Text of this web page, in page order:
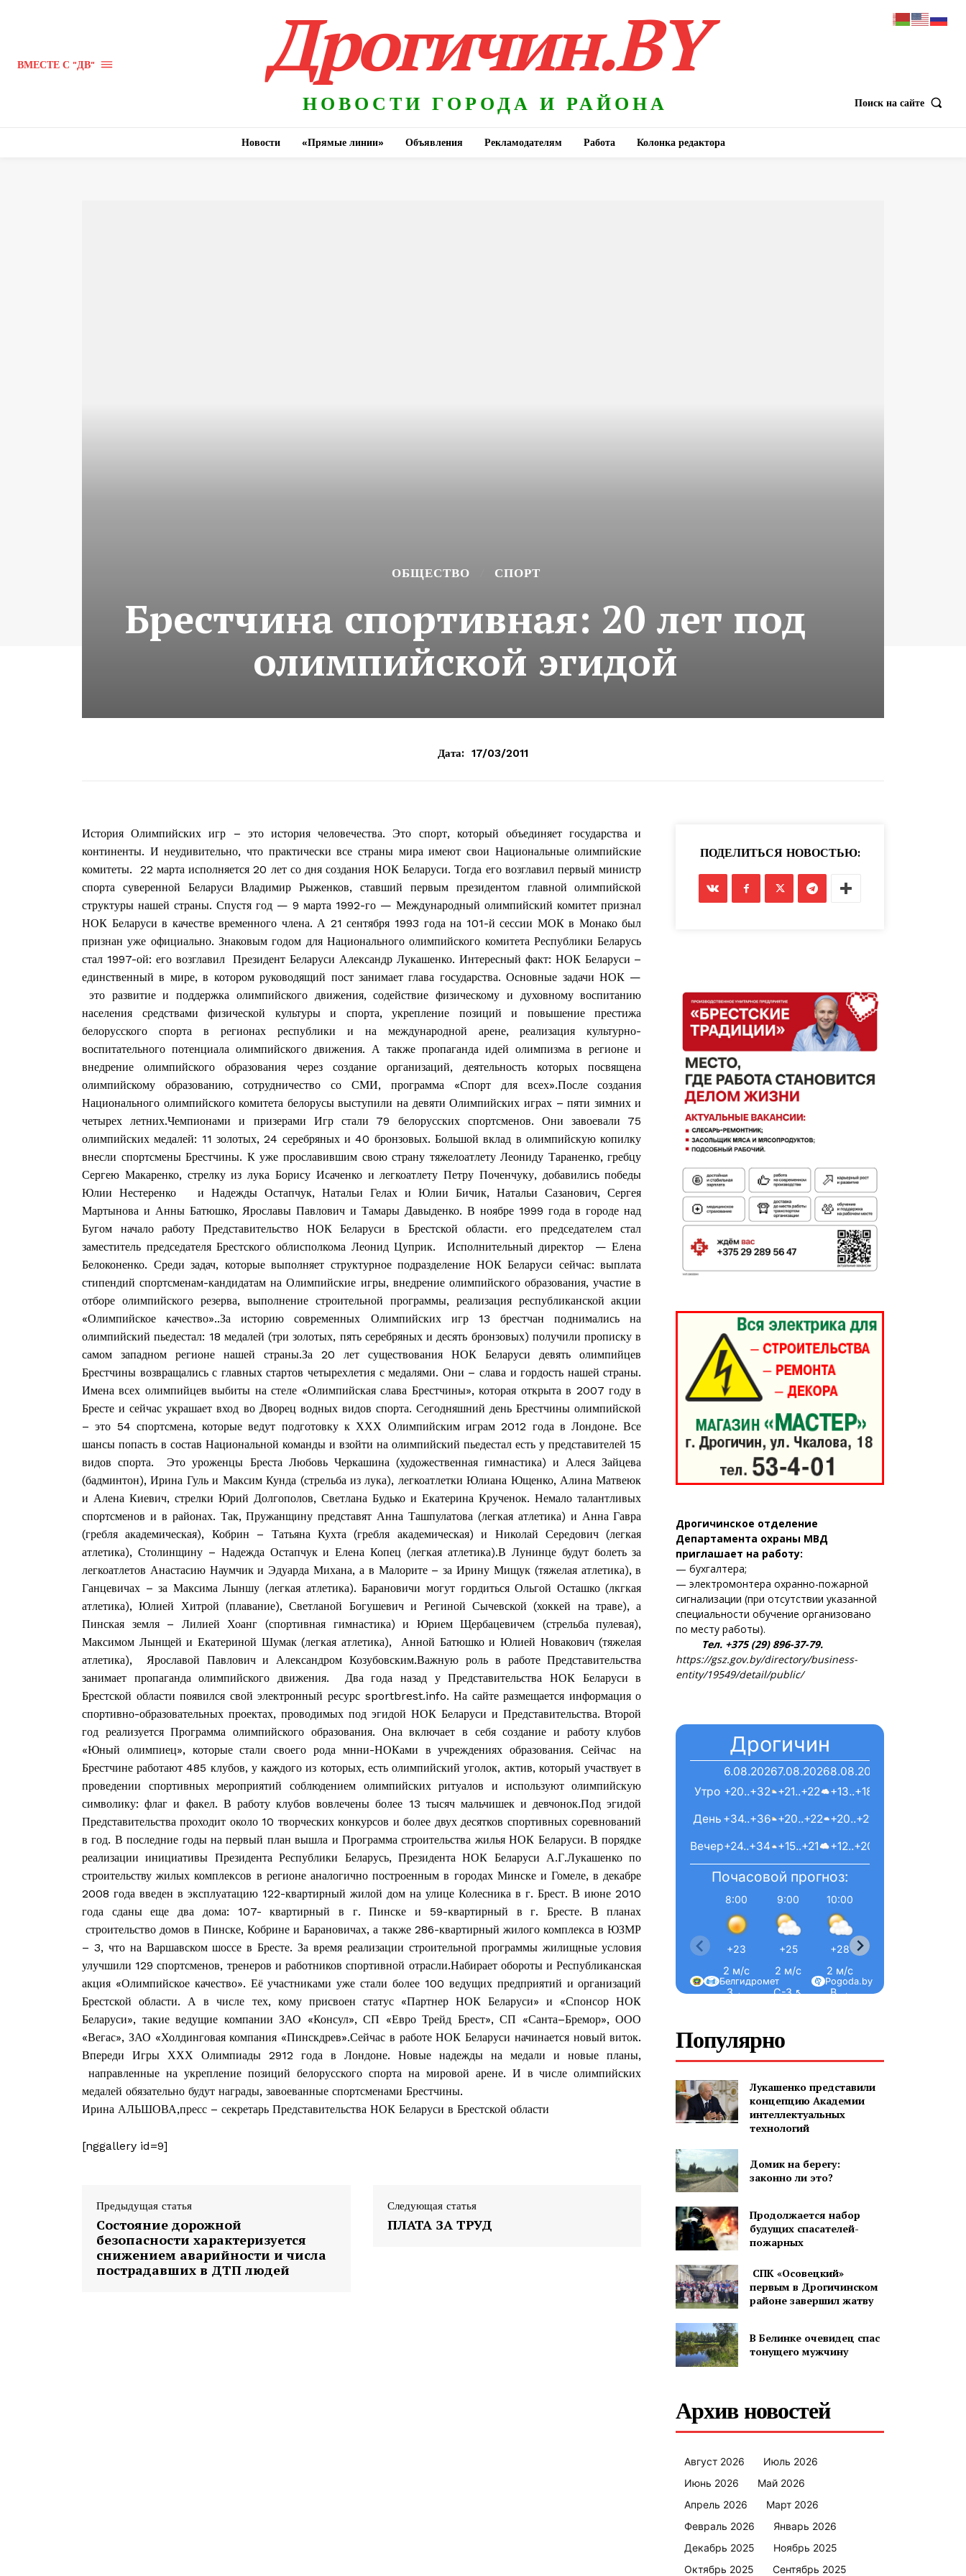
Газета
"Драгічынскі Веснік"
ПОДПИСАТЬСЯ
Редакция "ДВ"
Наша гісторыя
Правила использования материалов
Электронные обращения
ВМЕСТЕ С "ДВ" Дрогичин.BY
НОВОСТИ ГОРОДА И РАЙОНА Поиск на сайте
Новости «Прямые линии» Объявления Рекламодателям Работа Колонка редактора
ОБЩЕСТВО СПОРТ
Брестчина спортивная: 20 лет под
олимпийской эгидой
Дата: 17/03/2011
История Олимпийских игр – это история человечества. Это спорт, который объединяет государства и
континенты. И неудивительно, что практически все страны мира имеют свои Национальные олимпийские
комитеты. 22 марта исполняется 20 лет со дня создания НОК Беларуси. Тогда его возглавил первый министр
спорта суверенной Беларуси Владимир Рыженков, ставший первым президентом главной олимпийской
структуры нашей страны. Спустя год — 9 марта 1992-го — Международный олимпийский комитет признал
НОК Беларуси в качестве временного члена. А 21 сентября 1993 года на 101-й сессии МОК в Монако был
признан уже официально. Знаковым годом для Национального олимпийского комитета Республики Беларусь
стал 1997-ой: его возглавил Президент Беларуси Александр Лукашенко. Интересный факт: НОК Беларуси –
единственный в мире, в котором руководящий пост занимает глава государства. Основные задачи НОК —
это развитие и поддержка олимпийского движения, содействие физическому и духовному воспитанию
населения средствами физической культуры и спорта, укрепление позиций и повышение престижа
белорусского спорта в регионах республики и на международной арене, реализация культурно-
воспитательного потенциала олимпийского движения. А также пропаганда идей олимпизма в регионе и
внедрение олимпийского образования через создание организаций, деятельность которых посвящена
олимпийскому образованию, сотрудничество со СМИ, программа «Спорт для всех».После создания
Национального олимпийского комитета белорусы выступили на девяти Олимпийских играх – пяти зимних и
четырех летних.Чемпионами и призерами Игр стали 79 белорусских спортсменов. Они завоевали 75
олимпийских медалей: 11 золотых, 24 серебряных и 40 бронзовых. Большой вклад в олимпийскую копилку
внесли спортсмены Брестчины. К уже прославившим свою страну тяжелоатлету Леониду Тараненко, гребцу
Сергею Макаренко, стрелку из лука Борису Исаченко и легкоатлету Петру Поченчуку, добавились победы
Юлии Нестеренко и Надежды Остапчук, Натальи Гелах и Юлии Бичик, Натальи Сазанович, Сергея
Мартынова и Анны Батюшко, Ярославы Павлович и Тамары Давыденко. В ноябре 1999 года в городе над
Бугом начало работу Представительство НОК Беларуси в Брестской области. его председателем стал
заместитель председателя Брестского облисполкома Леонид Цуприк. Исполнительный директор — Елена
Белоконенко. Среди задач, которые выполняет структурное подразделение НОК Беларуси сейчас: выплата
стипендий спортсменам-кандидатам на Олимпийские игры, внедрение олимпийского образования, участие в
отборе олимпийского резерва, выполнение строительной программы, реализация республиканской акции
«Олимпийское качество»..За историю современных Олимпийских игр 13 брестчан поднимались на
олимпийский пьедестал: 18 медалей (три золотых, пять серебряных и десять бронзовых) получили прописку в
самом западном регионе нашей страны.За 20 лет существования НОК Беларуси девять олимпийцев
Брестчины возвращались с главных стартов четырехлетия с медалями. Они – слава и гордость нашей страны.
Имена всех олимпийцев выбиты на стеле «Олимпийская слава Брестчины», которая открыта в 2007 году в
Бресте и сейчас украшает вход во Дворец водных видов спорта. Сегодняшний день Брестчины олимпийской
– это 54 спортсмена, которые ведут подготовку к ХХХ Олимпийским играм 2012 года в Лондоне. Все
шансы попасть в состав Национальной команды и взойти на олимпийский пьедестал есть у представителей 15
видов спорта. Это уроженцы Бреста Любовь Черкашина (художественная гимнастика) и Алеся Зайцева
(бадминтон), Ирина Гуль и Максим Кунда (стрельба из лука), легкоатлетки Юлиана Ющенко, Алина Матвеюк
и Алена Киевич, стрелки Юрий Долгополов, Светлана Будько и Екатерина Крученок. Немало талантливых
спортсменов и в районах. Так, Пружанщину представят Анна Ташпулатова (легкая атлетика) и Анна Гавра
(гребля академическая), Кобрин – Татьяна Кухта (гребля академическая) и Николай Середович (легкая
атлетика), Столинщину – Надежда Остапчук и Елена Копец (легкая атлетика).В Лунинце будут болеть за
легкоатлетов Анастасию Наумчик и Эдуарда Михана, а в Малорите – за Ирину Мищук (тяжелая атлетика), в
Ганцевичах – за Максима Лыншу (легкая атлетика). Барановичи могут гордиться Ольгой Осташко (лкгкая
атлетика), Юлией Хитрой (плавание), Светланой Богушевич и Региной Сычевской (хоккей на траве), а
Пинская земля – Лилией Хоанг (спортивная гимнастика) и Юрием Щербацевичем (стрельба пулевая),
Максимом Лынщей и Екатериной Шумак (легкая атлетика), Анной Батюшко и Юлией Новакович (тяжелая
атлетика), Ярославой Павлович и Александром Козубовским.Важную роль в работе Представительства
занимает пропаганда олимпийского движения. Два года назад у Представительства НОК Беларуси в
Брестской области появился свой электронный ресурс sportbrest.info. На сайте размещается информация о
спортивно-образовательных проектах, проводимых под эгидой НОК Беларуси и Представительства. Второй
год реализуется Программа олимпийского образования. Она включает в себя создание и работу клубов
«Юный олимпиец», которые стали своего рода мнни-НОКами в учреждениях образования. Сейчас на
Брестчине работают 485 клубов, у каждого из которых, есть олимпийский уголок, актив, который участвует в
проведении спортивных мероприятий соблюдением олимпийских ритуалов и используют олимпийскую
символику: флаг и факел. В работу клубов вовлечены более 13 тысяч мальчишек и девчонок.Под эгидой
Представительства проходит около 10 творческих конкурсов и более двух десятков спортивных соревнований
в год. В последние годы на первый план вышла и Программа строительства жилья НОК Беларуси. В порядке
реализации инициативы Президента Республики Беларусь, Президента НОК Беларуси А.Г.Лукашенко по
строительству жилых комплексов в регионе аналогично построенным в городах Минске и Гомеле, в декабре
2008 года введен в эксплуатацию 122-квартирный жилой дом на улице Колесника в г. Брест. В июне 2010
года сданы еще два дома: 107- квартирный в г. Пинске и 59-квартирный в г. Бресте. В планах
строительство домов в Пинске, Кобрине и Барановичах, а также 286-квартирный жилого комплекса в ЮЗМР
– 3, что на Варшавском шоссе в Бресте. За время реализации строительной программы жилищные условия
улучшили 129 спортсменов, тренеров и работников спортивной отрасли.Набирает обороты и Республиканская
акция «Олимпийское качество». Её участниками уже стали более 100 ведущих предприятий и организаций
Брестской области. А в числе тех, кому присвоен статус «Партнер НОК Беларуси» и «Спонсор НОК
Беларуси», такие ведущие компании ЗАО «Консул», СП «Евро Трейд Брест», СП «Санта–Бремор», ООО
«Вегас», ЗАО «Холдинговая компания «Пинскдрев».Сейчас в работе НОК Беларуси начинается новый виток.
Впереди Игры ХХХ Олимпиады 2912 года в Лондоне. Новые надежды на медали и новые планы,
направленные на укрепление позиций белорусского спорта на мировой арене. И в числе олимпийских
медалей обязательно будут награды, завоеванные спортсменами Брестчины.
Ирина АЛЬШОВА,пресс – секретарь Представительства НОК Беларуси в Брестской области
[nggallery id=9]
Предыдущая статья
Состояние дорожной
безопасности характеризуется
снижением аварийности и числа
пострадавших в ДТП людей
Следующая статья
ПЛАТА ЗА ТРУД
ПОДЕЛИТЬСЯ НОВОСТЬЮ:
Дрогичинское отделение
Департамента охраны МВД
приглашает на работу:
— бухгалтера;
— электромонтера охранно-пожарной
сигнализации (при отсутствии указанной
специальности обучение организовано
по месту работы).
Тел. +375 (29) 896-37-79.
https://gsz.gov.by/directory/business-
entity/19549/detail/public/
Дрогичин
6.08.2026
+20..+32
+34..+36
+24..+34
7.08.2026
+21..+22
+20..+22
+15..+21
8.08.2026
+13..+18
+20..+21
+12..+20
Вечер
День
Утро
Почасовой прогноз:
8:00
+23
2 м/с
З ←
9:00
+25
2 м/с
С-З ↖
10:00
+28
2 м/с
В →
В →
Pogoda.by
Белгидромет
Популярно
Лукашенко представили
концепцию Академии
интеллектуальных
технологий
Домик на берегу:
законно ли это?
Продолжается набор
будущих спасателей-
пожарных
СПК «Осовецкий»
первым в Дрогичинском
районе завершил жатву
В Белинке очевидец спас
тонущего мужчину
Архив новостей
Август 2026
Июль 2026
Июнь 2026
Май 2026
Апрель 2026
Март 2026
Февраль 2026
Январь 2026
Декабрь 2025
Ноябрь 2025
Октябрь 2025
Сентябрь 2025